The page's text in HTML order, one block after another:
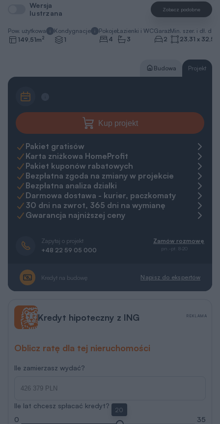
Wersja
lustrzana
Zobacz podobne
Pow. użytkowa
149,51m2
Kondygnacje
1
Pokoje
4
Łazienki i WC
3
Garaż
2
Min. szer. i dł.
23,31 x 32,57
Budowa Projekt
Kup projekt
Pakiet gratisów
Karta zniżkowa HomeProfit
Pakiet kuponów rabatowych
Bezpłatna zgoda na zmiany w projekcie
Bezpłatna analiza działki
Darmowa dostawa - kurier, paczkomaty
30 dni na zwrot, 365 dni na wymianę
Gwarancja najniższej ceny
Zapytaj o projekt
+48 22 59 05 000
Zamów rozmowę
pn.-pt. 8-20
Kredyt na budowę Napisz do ekspertów
Kredyt hipoteczny z ING
Oblicz ratę dla tej nieruchomości
Ile zamierzasz wydać?
Ile lat chcesz spłacać kredyt?
0
20
35
REKLAMA